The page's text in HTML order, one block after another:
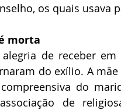
os quais usava
morta
alegria de receber
do exílio. A
do
de